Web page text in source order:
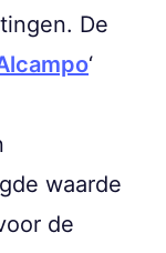
De
‘
waarde
de